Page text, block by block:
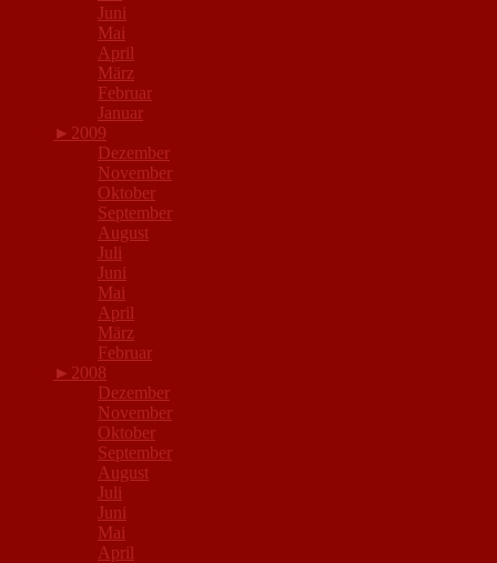
Juni
Mai
April
März
Februar
Januar
► 2009
Dezember
November
Oktober
September
August
Juli
Juni
Mai
April
März
Februar
► 2008
Dezember
November
Oktober
September
August
Juli
Juni
Mai
April